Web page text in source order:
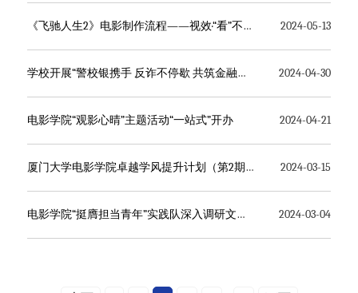
《飞驰人生2》电影制作流程——视效·“看”不见讲座回顾 2024-05-13
学校开展“警校银携手 反诈不停歇 共筑金融安全‘防火墙’”主题宣讲活动 2024-04-30
电影学院“观影心晴”主题活动“一站式”开办 2024-04-21
厦门大学电影学院卓越学风提升计划（第2期） ——“挑战杯”沙龙举办 2024-03-15
电影学院“挺膺担当青年”实践队深入调研文化赋能乡村振兴 2024-03-04